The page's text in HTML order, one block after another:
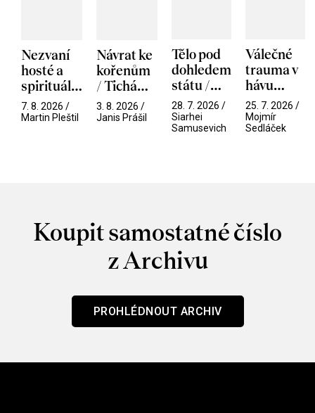
Nezvaní
hosté a
spirituální
narušitelé
z vesmíru
7. 8. 2026 /
Martin Pleštil
Návrat ke
kořenům
/ Tichá
přítelkyně
3. 8. 2026 /
Janis Prášil
Tělo pod
dohledem
státu /
Pramen
28. 7. 2026 /
Siarhei
Samusevich
Válečné
trauma v
hávu
spektáklu
/ Odyssea
25. 7. 2026 /
Mojmír
Sedláček
Koupit samostatné číslo
z Archivu
PROHLÉDNOUT ARCHIV